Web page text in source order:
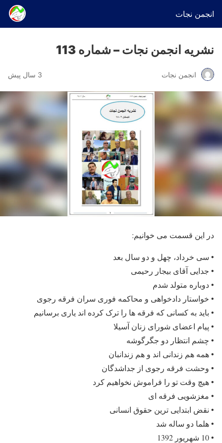
انجمن نجات
نشریه انجمن نجات – شماره 113
انجمن نجات 3 سال پیش
در این قسمت می خوانیم:
• سی خرداد، چهل و دو سال بعد
• جدایی آقای بیجار رحیمی
• دوباره متولد شدم
• خواستار دادخواهی و محاکمه فوری سران فرقه رجوی
• باید به کسانی که فرقه ها را ترک کرده اند یاری برسانیم
• پیام اعضای شورای زنان آسیلا
• چشم انتظار دو جگرگوشه
• همه هم زندانی اند و هم زندانبان
• وحشت فرقه رجوی از جداشدگان
• هیچ وقت تو را فراموش نخواهیم کرد
• مغزشویی فرقه ای
• نقض ابتدایی ترین حقوق انسانی
• هلما دو ساله شد
• 10 شهریور 1392